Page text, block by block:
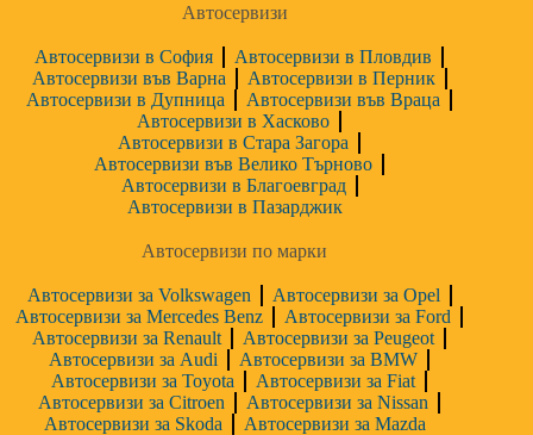
Автосервизи
Автосервизи в София
Автосервизи в Пловдив
Автосервизи във Варна
Автосервизи в Перник
Автосервизи в Дупница
Автосервизи във Враца
Автосервизи в Хасково
Автосервизи в Стара Загора
Автосервизи във Велико Търново
Автосервизи в Благоевград
Автосервизи в Пазарджик
Автосервизи по марки
Автосервизи за Volkswagen
Автосервизи за Opel
Автосервизи за Mercedes Benz
Автосервизи за Ford
Автосервизи за Renault
Автосервизи за Peugeot
Автосервизи за Audi
Автосервизи за BMW
Автосервизи за Toyota
Автосервизи за Fiat
Автосервизи за Citroen
Автосервизи за Nissan
Автосервизи за Skoda
Автосервизи за Mazda